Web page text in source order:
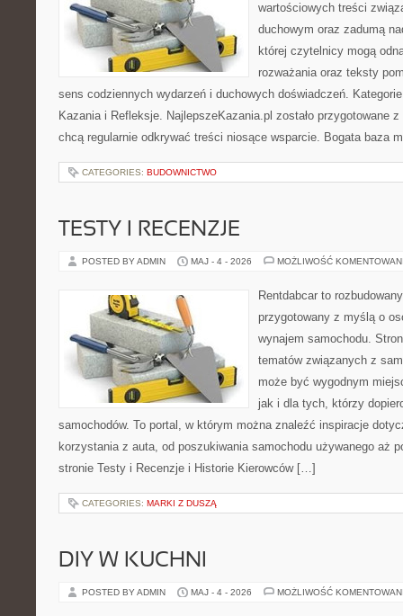
wartościowych treści
duchowym oraz zadumą
której czytelnicy mogą
rozważania oraz teksty
sens codziennych wydarzeń i duchowych doświadczeń.
Kazania i Refleksje. NajlepszeKazania.pl zostało przygotowane
chcą regularnie odkrywać treści niosące wsparcie. Bogata baza
CATEGORIES: BUDOWNICTWO
TESTY I RECENZJE
POSTED BY ADMIN MAJ - 4 - 2026 MOŻLIWOŚĆ
Rentdabcar to
przygotowany z myślą o
wynajem samochodu.
tematów związanych z
może być wygodnym
jak i dla tych, którzy
samochodów. To portal, w którym można znaleźć inspiracje
korzystania z auta, od poszukiwania samochodu używanego aż
stronie Testy i Recenzje i Historie Kierowców […]
CATEGORIES: MARKI Z DUSZĄ
DIY W KUCHNI
POSTED BY ADMIN MAJ - 4 - 2026 MOŻLIWOŚĆ